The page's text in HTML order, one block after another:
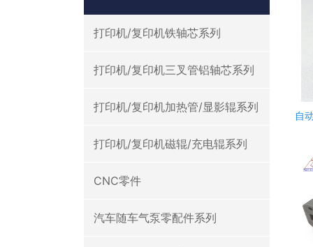
打印机/复印机铁轴芯系列
打印机/复印机三叉管铝轴芯系列
打印机/复印机加热管/显影辊系列
打印机/复印机磁辊/充电辊系列
CNC零件
汽车随车气泵零配件系列
自